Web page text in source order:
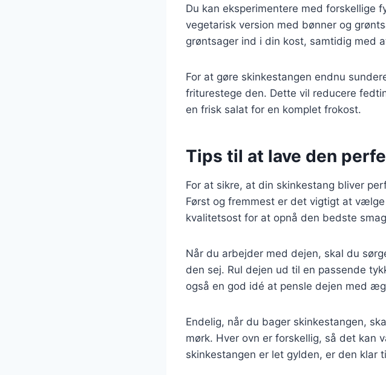
Du kan eksperimentere med forskellige
vegetarisk version med bønner og
grøntsager ind i din kost, samtidig med
For at gøre skinkestangen endnu
friturestege den. Dette vil reducere
en frisk salat for en komplet frokost.
Tips til at lave den
For at sikre, at din skinkestang bliver
Først og fremmest er det vigtigt at
kvalitetsost for at opnå den bedste
Når du arbejder med dejen, skal du
den sej. Rul dejen ud til en passende
også en god idé at pensle dejen med
Endelig, når du bager skinkestangen,
mørk. Hver ovn er forskellig, så det
skinkestangen er let gylden, er den klar